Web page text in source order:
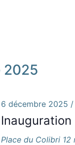
2025
6 décembre 2025 /
Place du Colibri 12